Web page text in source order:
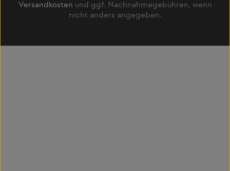
Versandkosten und ggf. Nachnahmegebühren, wenn
nicht anders angegeben.